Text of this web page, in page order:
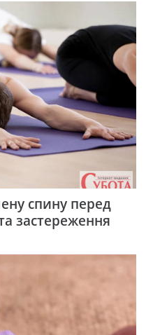
спину перед
застереження